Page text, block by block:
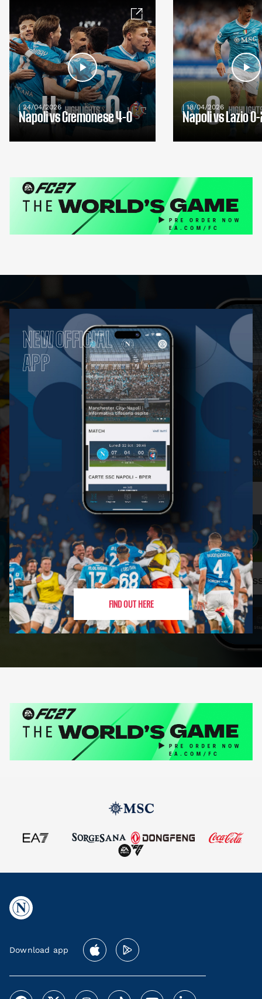
| 24/04/2026
Napoli vs Cremonese 4-0
| 18/04/2026
Napoli vs Lazio
NEW OFFICIAL
APP
FIND OUT HERE
Download app